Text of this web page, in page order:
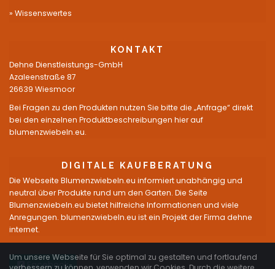
Wissenswertes
KONTAKT
Dehne Dienstleistungs-GmbH
Azaleenstraße 87
26639 Wiesmoor
Bei Fragen zu den Produkten nutzen Sie bitte die „Anfrage“ direkt
bei den einzelnen Produktbeschreibungen hier auf
blumenzwiebeln.eu.
DIGITALE KAUFBERATUNG
Die Webseite Blumenzwiebeln.eu informiert unabhängig und
neutral über Produkte rund um den Garten. Die Seite
Blumenzwiebeln.eu bietet hilfreiche Informationen und viele
Anregungen. blumenzwiebeln.eu ist ein Projekt der Firma dehne
internet.
Facebook
Um unsere Webseite für Sie optimal zu gestalten und fortlaufend